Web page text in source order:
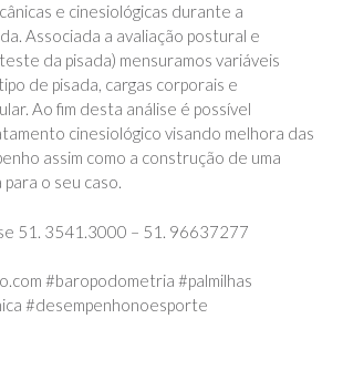
e cinesiológicas durante a
Associada a avaliação postural e
da pisada) mensuramos variáveis
de pisada, cargas corporais e
Ao fim desta análise é possível
cinesiológico visando melhora das
assim como a construção de uma
para o seu caso.
51. 3541.3000 – 51. 96637277
‪#‎baropodometria‬ ‪#‎palmilhas‬
‪#‎desempenhonoesporte‬